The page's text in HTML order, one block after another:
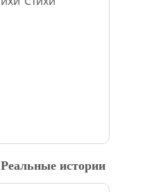
Реальные истории